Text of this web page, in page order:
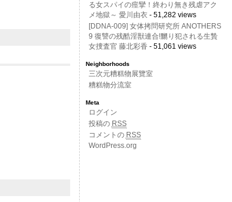
る女スパイの痙攣！終わり無き残虐アク
メ地獄～ 愛川由衣- 51,282 views
[DDNA-009] 女体拷問研究所 ANOTHERS
9 復讐の残酷淫獣連合!嬲り犯される生贄
女捜査官 藤北彩香- 51,061 views
Neighborhoods
三次元糟糕物展覽室
糟糕物分流室
Meta
ログイン
投稿の RSS
コメントの RSS
WordPress.org